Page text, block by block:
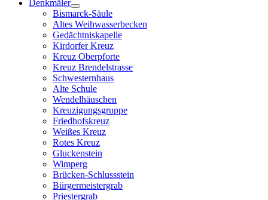
Denkmäler
Bismarck-Säule
Altes Weihwasserbecken
Gedächtniskapelle
Kirdorfer Kreuz
Kreuz Oberpforte
Kreuz Brendelstrasse
Schwesternhaus
Alte Schule
Wendelhäuschen
Kreuzigungsgruppe
Friedhofskreuz
Weißes Kreuz
Rotes Kreuz
Gluckenstein
Wimperg
Brücken-Schlussstein
Bürgermeistergrab
Priestergrab